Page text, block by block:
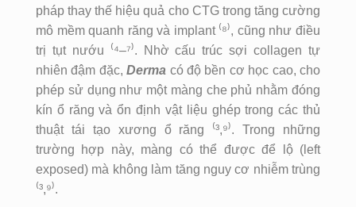
pháp thay thế hiệu quả cho CTG trong tăng cường
mô mềm quanh răng và implant ⁽⁸⁾, cũng như điều
trị tụt nướu ⁽⁴–⁷⁾. Nhờ cấu trúc sợi collagen tự
nhiên đậm đặc,Derma có độ bền cơ học cao, cho
phép sử dụng như một màng che phủ nhằm đóng
kín ổ răng và ổn định vật liệu ghép trong các thủ
thuật tái tạo xương ổ răng ⁽³,⁹⁾. Trong những
trường hợp này, màng có thể được để lộ (left
exposed) mà không làm tăng nguy cơ nhiễm trùng
⁽³,⁹⁾.